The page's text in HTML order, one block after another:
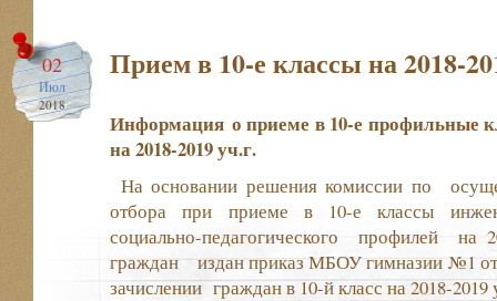
02
Июл
2018
Прием в 10-е классы на 2018-
Информация о приеме в 10-е
на 2018-2019 уч.г.
На основании решения комиссии по
отбора при приеме в 10-е классы
социально-педагогического профилей на
граждан издан приказ МБОУ гимназии №1
зачислении граждан в 10-й класс на 2018-